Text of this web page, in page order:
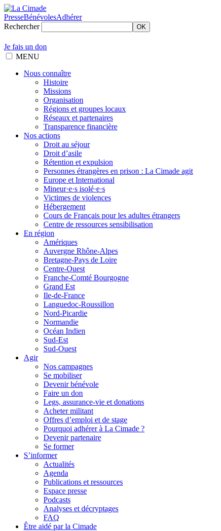
PresseBénévolesAdhérer
Rechercher
OK
Je fais un don
MENU
Nous connaître
Histoire
Missions
Organisation
Régions et groupes locaux
Réseaux et partenaires
Transparence financière
Nos actions
Droit au séjour
Droit d’asile
Rétention et expulsion
Personnes étrangères en prison : La Cimade agit
Europe et International
Mineur·e·s isolé·e·s
Victimes de violences
Hébergement
Cours de Français pour les adultes étrangers
Centre de ressources sensibilisation
En région
Amériques
Auvergne Rhône-Alpes
Bretagne-Pays de Loire
Centre-Ouest
Franche-Comté Bourgogne
Grand Est
Ile-de-France
Languedoc-Roussillon
Nord-Picardie
Normandie
Océan Indien
Sud-Est
Sud-Ouest
Agir
Nos campagnes
Se mobiliser
Devenir bénévole
Faire un don
Legs, assurance-vie et donations
Acheter militant
Offres d’emploi et de stage
Pourquoi adhérer à La Cimade ?
Devenir partenaire
Se former
S’informer
Actualités
Agenda
Publications et ressources
Espace presse
Podcasts
Analyses et décryptages
FAQ
Être aidé par la Cimade